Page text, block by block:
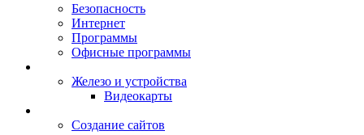
Безопасность
Интернет
Программы
Офисные программы
Железо и устройства
Видеокарты
Создание сайтов